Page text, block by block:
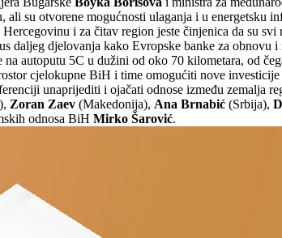
su otvorene mogućnosti ulaganja i u energetsku
i za čitav region jeste činjenica da su
daljeg djelovanja kako Evropske banke za obnovu
autoputu 5C u dužini od oko 70 kilometara, od
cjelokupne BiH i time omogućiti nove
unaprijediti i ojačati odnose između zemalja
Zoran Zaev (Makedonija), Ana Brnabić (Srbija),
odnosa BiH Mirko Šarović.